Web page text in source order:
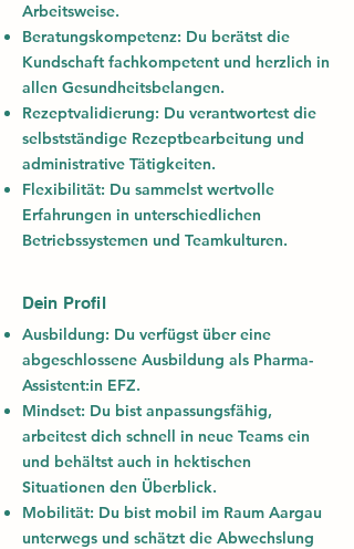
Arbeitsweise.
Beratungskompetenz: Du berätst die
Kundschaft fachkompetent und herzlich in
allen Gesundheitsbelangen.
Rezeptvalidierung: Du verantwortest die
selbstständige Rezeptbearbeitung und
administrative Tätigkeiten.
Flexibilität: Du sammelst wertvolle
Erfahrungen in unterschiedlichen
Betriebssystemen und Teamkulturen.
Dein Profil
Ausbildung: Du verfügst über eine
abgeschlossene Ausbildung als Pharma-
Assistent:in EFZ.
Mindset: Du bist anpassungsfähig,
arbeitest dich schnell in neue Teams ein
und behältst auch in hektischen
Situationen den Überblick.
Mobilität: Du bist mobil im Raum Aargau
unterwegs und schätzt die Abwechslung